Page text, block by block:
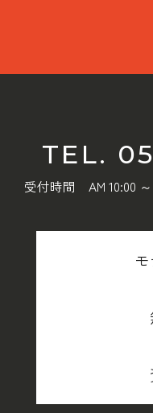
TEL.
受付時間 AM 10:00